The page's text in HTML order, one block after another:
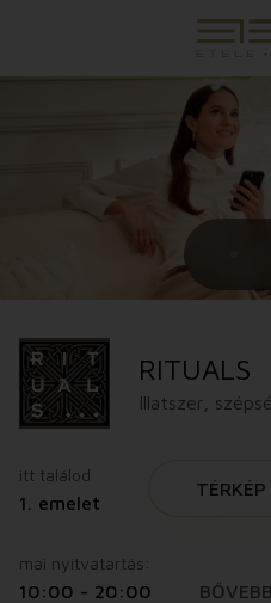
RITUALS
Illatszer,
itt találod
1. emelet
TÉRKÉP
mai nyitvatartás:
10:00 - 20:00